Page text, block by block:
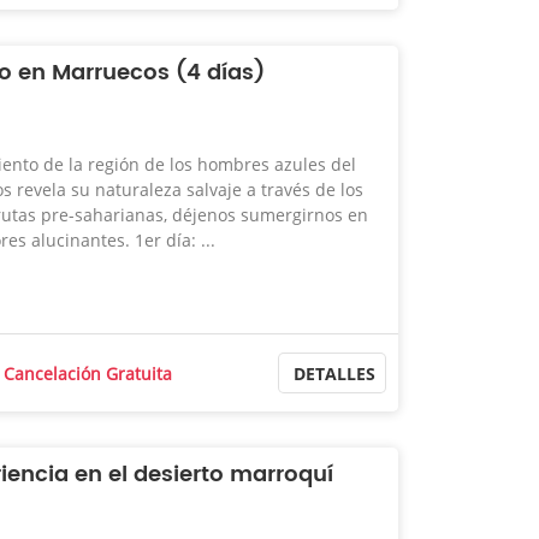
en Marruecos (4 días)
de la región de los hombres azules del
revela su naturaleza salvaje a través de los
pre-saharianas, déjenos sumergirnos en
alucinantes. 1er día: ...
Cancelación Gratuita DETALLES
en el desierto marroquí